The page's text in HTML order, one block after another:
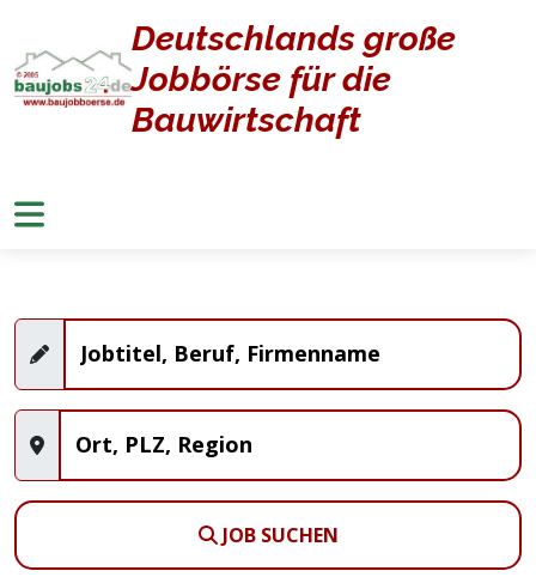
Deutschlands große
Jobbörse für die
Bauwirtschaft
Jobangebote
Home
Stellenangebote
JOB SUCHEN